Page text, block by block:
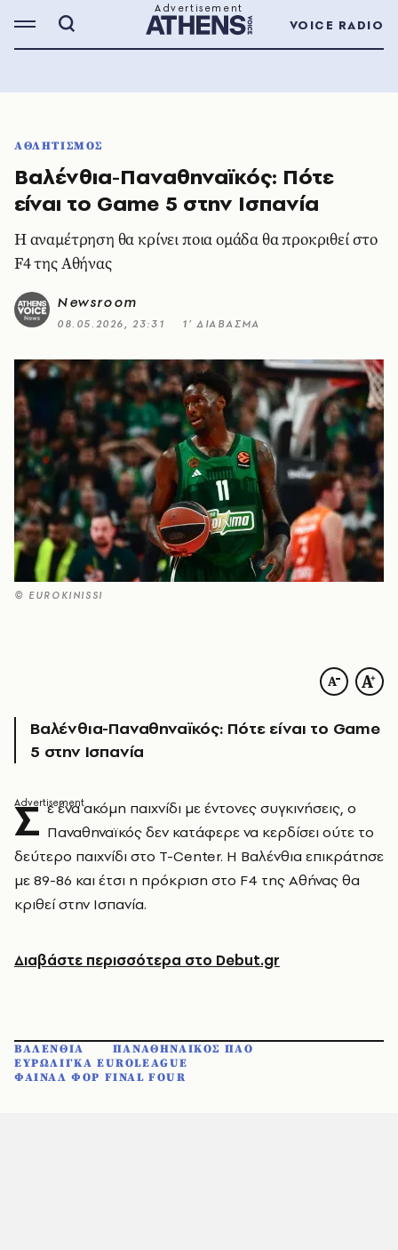
VOICE RADIO
ΑΘΛΗΤΙΣΜΟΣ
Βαλένθια-Παναθηναϊκός: Πότε
είναι το Game 5 στην Ισπανία
Η αναμέτρηση θα κρίνει ποια ομάδα θα προκριθεί στο
F4 της Αθήνας
Newsroom
08.05.2026, 23:31 1’ ΔΙΑΒΑΣΜΑ
© EUROKINISSI
Βαλένθια-Παναθηναϊκός: Πότε είναι το Game
5 στην Ισπανία
Σ ε ένα ακόμη παιχνίδι με έντονες συγκινήσεις, ο
Παναθηναϊκός δεν κατάφερε να κερδίσει ούτε το
δεύτερο παιχνίδι στο T-Center. H Βαλένθια επικράτησε
με 89-86 και έτσι η πρόκριση στο F4 της Αθήνας θα
κριθεί στην Ισπανία.
Διαβάστε περισσότερα στο Debut.gr
ΒΑΛΕΝΘΙΑ
ΠΑΝΑΘΗΝΑΙΚΟΣ ΠΑΟ
ΕΥΡΩΛΙΓΚΑ EUROLEAGUE
ΦΑΙΝΑΛ ΦΟΡ FINAL FOUR